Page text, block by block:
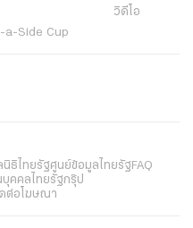
วิดีโอ
a-Side Cup
นิธิไทยรัฐศูนย์ข้อมูลไทยรัฐFAQ
คคลไทยรัฐกรุ๊ป
ต่อโฆษณา